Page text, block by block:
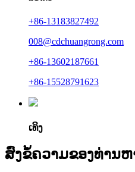
+86-13183827492
008@cdchuangrong.com
+86-13602187661
+86-15528791623
ເທິງ
ສົ່ງຂໍ້ຄວາມຂອງທ່ານຫ